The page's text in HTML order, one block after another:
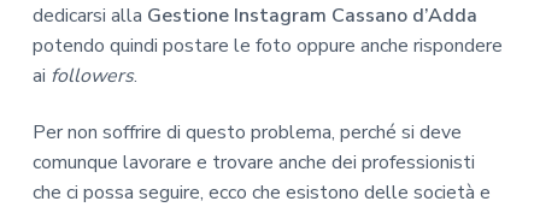
dedicarsi alla Gestione Instagram Cassano d’Adda
potendo quindi postare le foto oppure anche rispondere
ai followers.
Per non soffrire di questo problema, perché si deve
comunque lavorare e trovare anche dei professionisti
che ci possa seguire, ecco che esistono delle società e